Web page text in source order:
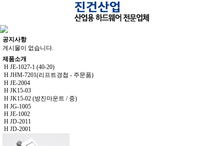
공지사항
게시물이 없습니다.
제품소개
H JE-1027-1 (40-20)
H JHM-7201(리프트경첩 - 주문품)
H JE-2004
H JK15-03
H JK15-02 (방진마운트 / 중)
H JG-1005
H JE-1002
H JD-2011
H JD-2001